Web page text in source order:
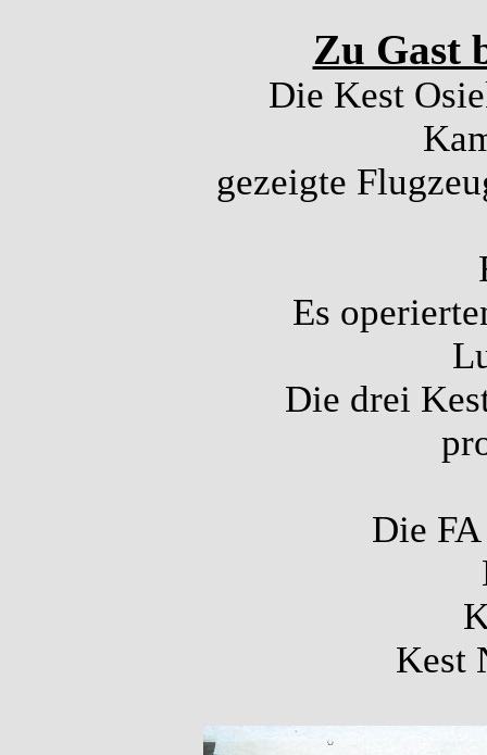
Zu Gast
Die Kest
gezeigte
Es
Die drei
Die
Kest